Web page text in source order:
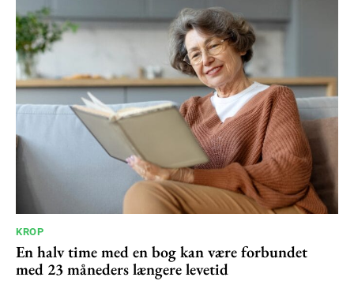
KROP
En halv time med en bog kan være forbundet
med 23 måneders længere levetid